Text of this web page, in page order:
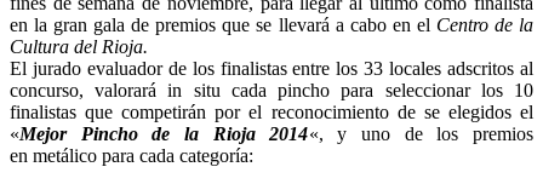
en la gran gala de premios que se llevará a cabo en el Centro de la
Cultura del Rioja.
El jurado evaluador de los finalistas entre los 33 locales adscritos al
concurso, valorará in situ cada pincho para seleccionar los 10
finalistas que competirán por el reconocimiento de se elegidos el
«Mejor Pincho de la Rioja 2014«, y uno de los premios
en metálico para cada categoría: